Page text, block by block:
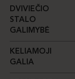
DVIVIEČIO
STALO
GALIMYBĖ
KELIAMOJI
GALIA